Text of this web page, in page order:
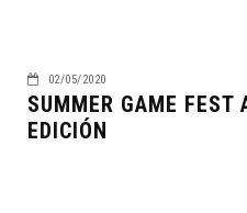
02/05/2020
SUMMER GAME FEST
EDICIÓN